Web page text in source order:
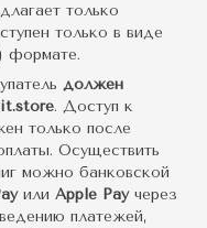
только
только в виде
формате.
должен
. Доступ к
только после
Осуществить
можно банковской
или Apple Payчерез
платежей,